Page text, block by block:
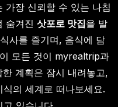
가장 신뢰할 수 있는 나침
숨겨진 삿포로 맛집을 발
사를 즐기며, 음식에 담
모든 것이 myrealtrip과
계획은 잠시 내려놓고,
의 세계로 떠나보세요.